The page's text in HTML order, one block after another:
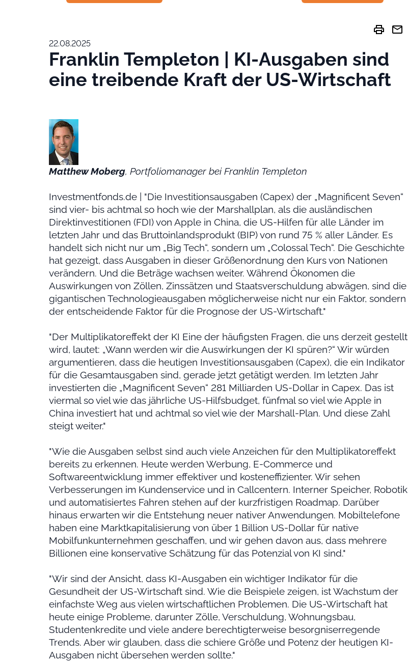
print mail
22.08.2025
Franklin Templeton | KI-Ausgaben sind
eine treibende Kraft der US-Wirtschaft
Matthew Moberg, Portfoliomanager bei Franklin Templeton
Investmentfonds.de | "Die Investitionsausgaben (Capex) der „Magnificent Seven“
sind vier- bis achtmal so hoch wie der Marshallplan, als die ausländischen
Direktinvestitionen (FDI) von Apple in China, die US-Hilfen für alle Länder im
letzten Jahr und das Bruttoinlandsprodukt (BIP) von rund 75 % aller Länder. Es
handelt sich nicht nur um „Big Tech“, sondern um „Colossal Tech“. Die Geschichte
hat gezeigt, dass Ausgaben in dieser Größenordnung den Kurs von Nationen
verändern. Und die Beträge wachsen weiter. Während Ökonomen die
Auswirkungen von Zöllen, Zinssätzen und Staatsverschuldung abwägen, sind die
gigantischen Technologieausgaben möglicherweise nicht nur ein Faktor, sondern
der entscheidende Faktor für die Prognose der US-Wirtschaft."
"Der Multiplikatoreffekt der KI Eine der häufigsten Fragen, die uns derzeit gestellt
wird, lautet: „Wann werden wir die Auswirkungen der KI spüren?“ Wir würden
argumentieren, dass die heutigen Investitionsausgaben (Capex), die ein Indikator
für die Gesamtausgaben sind, gerade jetzt getätigt werden. Im letzten Jahr
investierten die „Magnificent Seven“ 281 Milliarden US-Dollar in Capex. Das ist
viermal so viel wie das jährliche US-Hilfsbudget, fünfmal so viel wie Apple in
China investiert hat und achtmal so viel wie der Marshall-Plan. Und diese Zahl
steigt weiter."
"Wie die Ausgaben selbst sind auch viele Anzeichen für den Multiplikatoreffekt
bereits zu erkennen. Heute werden Werbung, E-Commerce und
Softwareentwicklung immer effektiver und kosteneffizienter. Wir sehen
Verbesserungen im Kundenservice und in Callcentern. Interner Speicher, Robotik
und automatisiertes Fahren stehen auf der kurzfristigen Roadmap. Darüber
hinaus erwarten wir die Entstehung neuer nativer Anwendungen. Mobiltelefone
haben eine Marktkapitalisierung von über 1 Billion US-Dollar für native
Mobilfunkunternehmen geschaffen, und wir gehen davon aus, dass mehrere
Billionen eine konservative Schätzung für das Potenzial von KI sind."
"Wir sind der Ansicht, dass KI-Ausgaben ein wichtiger Indikator für die
Gesundheit der US-Wirtschaft sind. Wie die Beispiele zeigen, ist Wachstum der
einfachste Weg aus vielen wirtschaftlichen Problemen. Die US-Wirtschaft hat
heute einige Probleme, darunter Zölle, Verschuldung, Wohnungsbau,
Studentenkredite und viele andere berechtigterweise besorgniserregende
Trends. Aber wir glauben, dass die schiere Größe und Potenz der heutigen KI-
Ausgaben nicht übersehen werden sollte."